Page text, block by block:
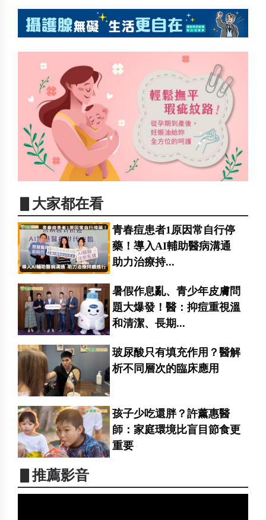
▋大家都在看
青春痘患者1原因常自行停
藥！導入AI輔助醫病溝通
助力治療持...
暑假作息亂、青少年皮膚問
題大爆發！醫：抑痘重視溫
和清潔、長期...
玻尿酸只有填充作用？醫解
析不同層次的臨床應用
孩子少吃還胖？許薰惠醫
師：家庭環境比盲目節食更
重要
▋推薦影音